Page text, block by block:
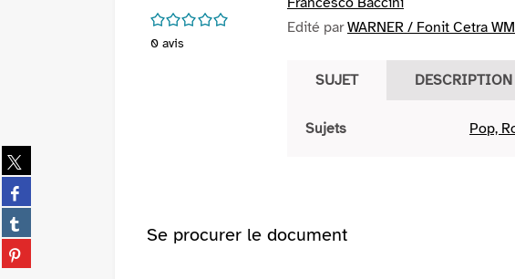
Partager
sur
twitter
(Nouvelle
fenêtre)
Partager
sur
facebook
(Nouvelle
fenêtre)
Partager
sur
tumblr
Partager
sur
/5
0 avis
Edité parWARNER / Fonit Cetra
SUJET DESCRIPTION
Sujets Pop,
Se procurer le document